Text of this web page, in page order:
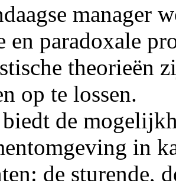
manager
en paradoxale
theorieën
op te lossen.
de
in
de sturende,